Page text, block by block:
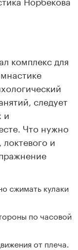
комплекс для
следует
и
Что нужно
и
сжимать кулаки
по часовой
от плеча.